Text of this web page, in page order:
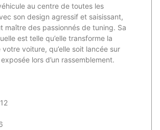
au centre de toutes les
son design agressif et saisissant,
maître des passionnés de tuning. Sa
est telle qu’elle transforme la
voiture, qu’elle soit lancée sur
exposée lors d’un rassemblement.